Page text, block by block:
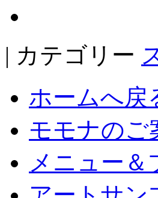
| カテゴリー
ホームへ戻
モモナのご
メニュー＆